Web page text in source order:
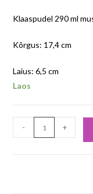
Klaaspudel 290 ml
Kõrgus: 17,4 cm
Laius: 6,5 cm
Laos
- +